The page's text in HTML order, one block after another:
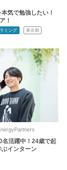
気で勉強したい！
！
ミング 東京都
名活躍中！24歳で起
インターン